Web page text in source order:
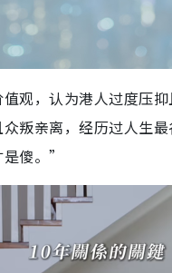
观，认为港人过度压
叛亲离，经历过人生
傻。”